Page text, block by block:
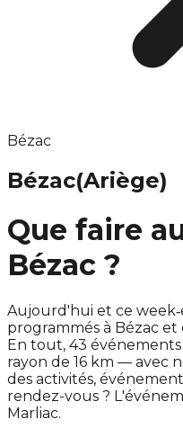
Bézac
Bézac(Ariège)
Que faire
Bézac ?
Aujourd'hui et ce
programmés à Bézac et
En tout, 43
rayon de 16 km — avec
des activités,
rendez-vous ?
Marliac.